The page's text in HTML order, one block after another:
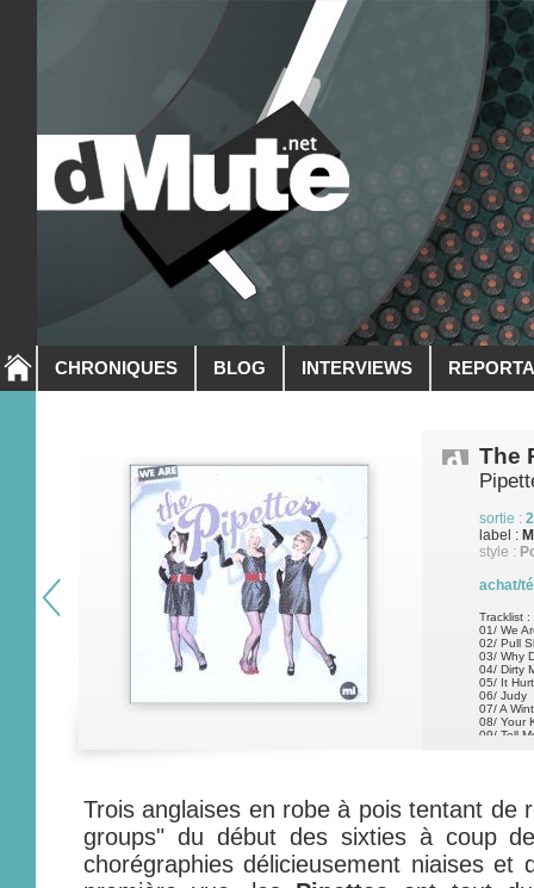
CHRONIQUES BLOG INTERVIEWS
The
sortie :
label :
style :
achat/
Tracklist :
01/ We
02/ Pull
03/ Why
04/ Dirty
05/ It
06/ Judy
07/ A
08/ Your
09/ Tell
Trois anglaises en robe à pois tentant de
groups" du début des sixties à coup
chorégraphies délicieusement niaises et